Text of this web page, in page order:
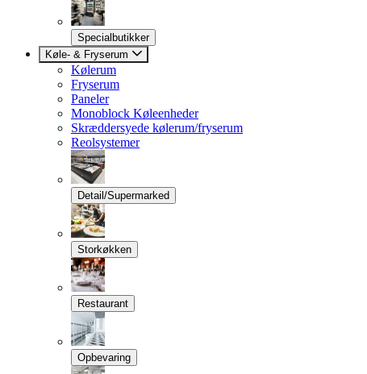
Specialbutikker
Køle- & Fryserum
Kølerum
Fryserum
Paneler
Monoblock Køleenheder
Skræddersyede kølerum/fryserum
Reolsystemer
Detail/Supermarked
Storkøkken
Restaurant
Opbevaring